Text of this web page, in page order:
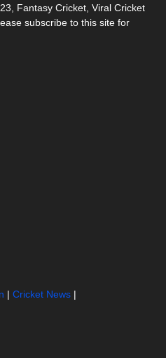
Fantasy Cricket, Viral Cricket
subscribe to this site for
| Cricket News |